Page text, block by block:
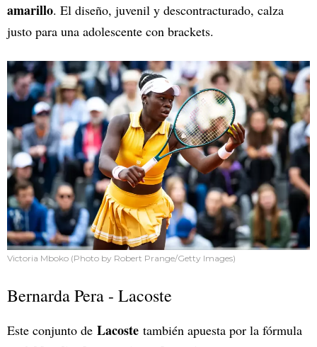
amarillo. El diseño, juvenil y descontracturado, calza
justo para una adolescente con brackets.
Victoria Mboko (Photo by Robert Prange/Getty Images)
Bernarda Pera - Lacoste
Este conjunto de Lacoste también apuesta por la fórmula